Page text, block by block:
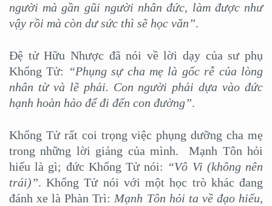
người mà gần gũi người nhân đức, làm được như
vậy rồi mà còn dư sức thì sẽ học văn”.
Đệ tử Hữu Nhược đã nói về lời dạy của sư phụ
Khổng Tử: “Phụng sự cha mẹ là gốc rễ của lòng
nhân từ và lẽ phải. Con người phải dựa vào đức
hạnh hoàn hảo để đi đến con đường”.
Khổng Tử rất coi trọng việc phụng dưỡng cha mẹ
trong những lời giảng của mình. Mạnh Tôn hỏi
hiếu là gì; đức Khổng Tử nói: “Vô Vi (không nên
trái)”. Khổng Tử nói với một học trò khác đang
đánh xe là Phàn Trì:Mạnh Tôn hỏi ta về đạo hiếu,